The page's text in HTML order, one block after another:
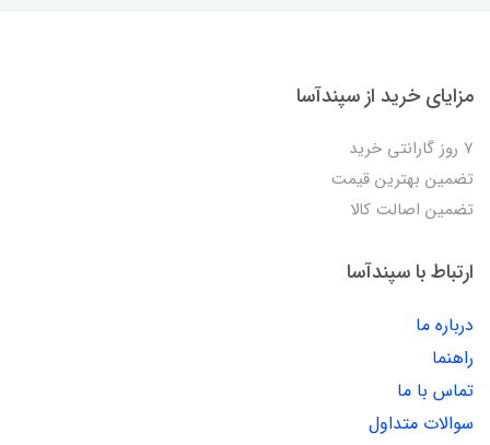
مزایای خرید از سپندآسا
7 روز گارانتی خرید
تضمین بهترین قیمت
تضمین اصالت کالا
ارتباط با سپندآسا
درباره ما
راهنما
تماس با ما
سوالات متداول